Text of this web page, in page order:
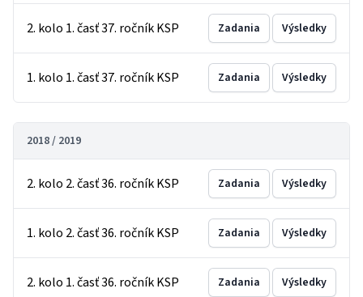
2. kolo 1. časť 37. ročník KSP Zadania Výsledky
1. kolo 1. časť 37. ročník KSP Zadania Výsledky
2018 / 2019
2. kolo 2. časť 36. ročník KSP Zadania Výsledky
1. kolo 2. časť 36. ročník KSP Zadania Výsledky
2. kolo 1. časť 36. ročník KSP Zadania Výsledky